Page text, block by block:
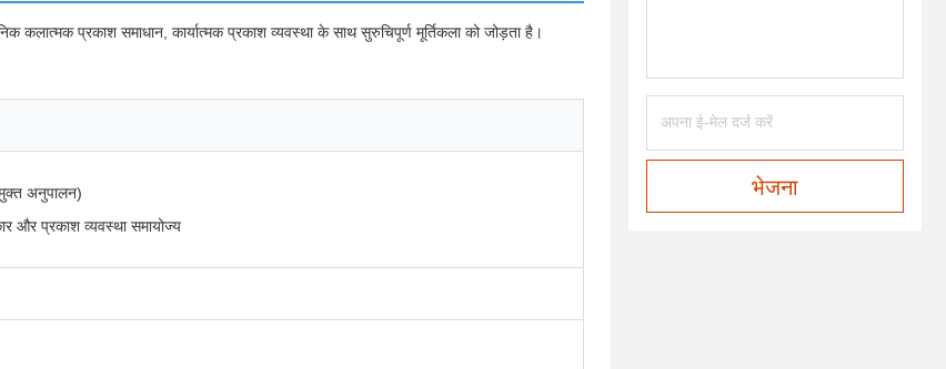
कलात्मक प्रकाश समाधान, कार्यात्मक प्रकाश व्यवस्था के साथ सुरुचिपूर्ण मूर्तिकला को जोड़ता है।
अनुपालन)
और प्रकाश व्यवस्था समायोज्य
भेजना